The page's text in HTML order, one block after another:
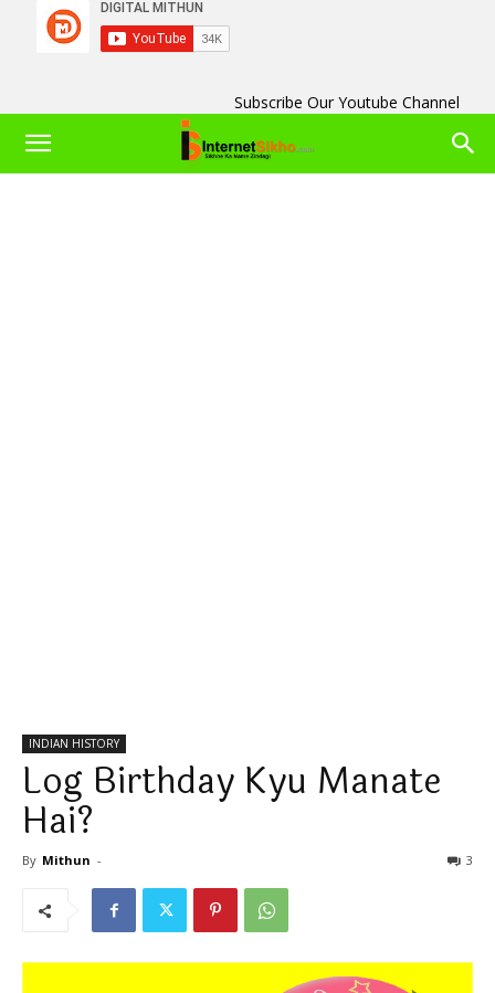
Subscribe Our Youtube Channel
INDIAN HISTORY
Log Birthday Kyu Manate
Hai?
By Mithun - 3